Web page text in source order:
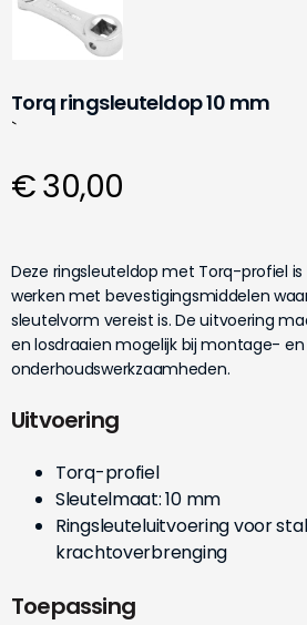
Torq ringsleuteldop 10 mm
`
€ 30,00
Deze ringsleuteldop met Torq-profiel
werken met bevestigingsmiddelen
sleutelvorm vereist is. De uitvoering
en losdraaien mogelijk bij montage- en
onderhoudswerkzaamheden.
Uitvoering
Torq-profiel
Sleutelmaat: 10 mm
Ringsleuteluitvoering voor
krachtoverbrenging
Toepassing